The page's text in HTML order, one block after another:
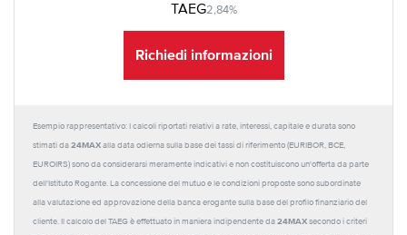
TAEG2,84%
Richiedi informazioni
Esempio rappresentativo: I calcoli riportati relativi a rate, interessi, capitale e durata sono
stimati da 24MAX alla data odierna sulla base dei tassi di riferimento (EURIBOR, BCE,
EUROIRS) sono da considerarsi meramente indicativi e non costituiscono un'offerta da parte
dell'Istituto Rogante. La concessione del mutuo e le condizioni proposte sono subordinate
alla valutazione ed approvazione della banca erogante sulla base del profilo finanziario del
cliente. Il calcolo del TAEG è effettuato in maniera indipendente da 24MAX secondo i criteri